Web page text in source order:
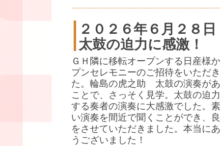
２０２６年６月２８日
太鼓の迫力に感激！
ＧＨ隣に移転オープンする日産様
プンセレモニーのご招待をいただ
た。輪島の虎之助 太鼓の演奏が
ことで、さっそく見学。太鼓の迫
する奏者の演奏に大感激でした。
い演奏を間近で聞くことができ、
をさせていただきました。本当に
うございました！